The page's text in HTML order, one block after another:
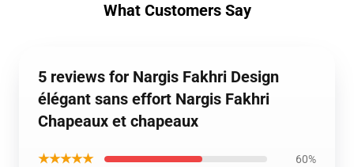
What Customers Say
5 reviews for Nargis Fakhri Design
élégant sans effort Nargis Fakhri
Chapeaux et chapeaux
★★★★★ 60%